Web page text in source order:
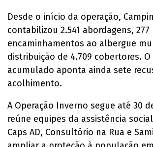
Desde o início da operação,
contabilizou 2.541 abordagens, 277
encaminhamentos ao albergue
distribuição de 4.709 cobertores.
acumulado aponta ainda sete
acolhimento.
A Operação Inverno segue até 30
reúne equipes da assistência
Caps AD, Consultório na Rua e